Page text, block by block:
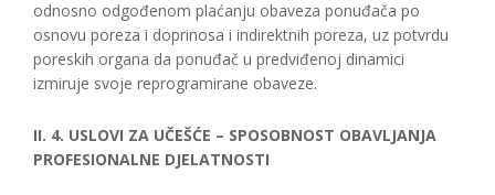
odnosno odgođenom plaćanju obaveza ponuđača po
osnovu poreza i doprinosa i indirektnih poreza, uz potvrdu
poreskih organa da ponuđač u predviđenoj dinamici
izmiruje svoje reprogramirane obaveze.
II. 4. USLOVI ZA UČEŠĆE – SPOSOBNOST OBAVLJANJA
PROFESIONALNE DJELATNOSTI